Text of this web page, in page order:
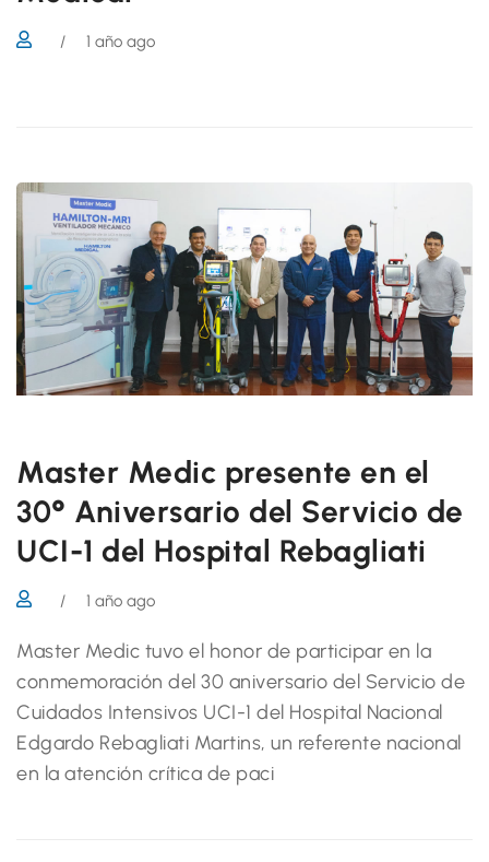
/ 1 año ago
Master Medic presente en el
30° Aniversario del Servicio de
UCI-1 del Hospital Rebagliati
/ 1 año ago
Master Medic tuvo el honor de participar en la
conmemoración del 30 aniversario del Servicio de
Cuidados Intensivos UCI-1 del Hospital Nacional
Edgardo Rebagliati Martins, un referente nacional
en la atención crítica de paci